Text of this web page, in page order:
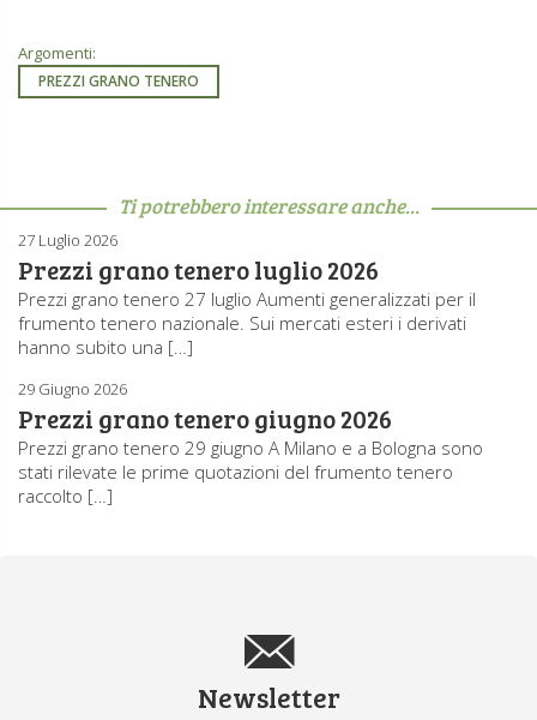
Argomenti:
PREZZI GRANO TENERO
Ti potrebbero interessare anche...
27 Luglio 2026
Prezzi grano tenero luglio 2026
Prezzi grano tenero 27 luglio Aumenti generalizzati per il
frumento tenero nazionale. Sui mercati esteri i derivati
hanno subito una […]
29 Giugno 2026
Prezzi grano tenero giugno 2026
Prezzi grano tenero 29 giugno A Milano e a Bologna sono
stati rilevate le prime quotazioni del frumento tenero
raccolto […]
Newsletter